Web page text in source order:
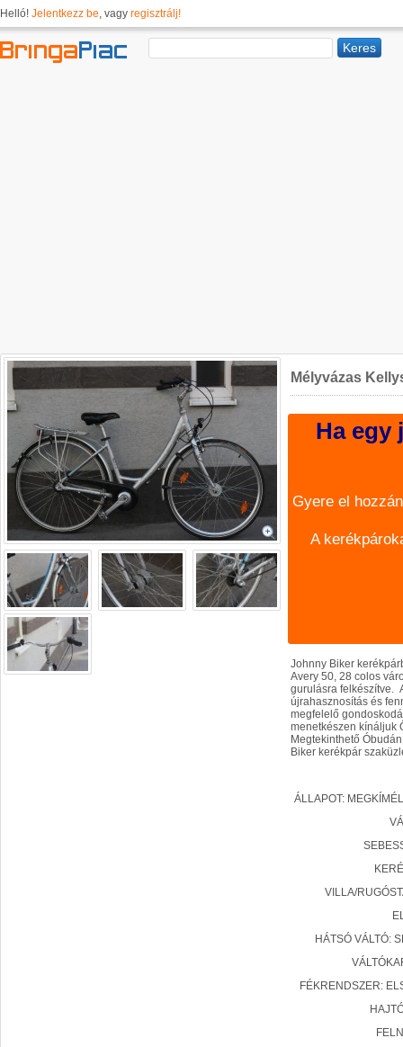
Helló! Jelentkezz be, vagy regisztrálj!
Mélyvázas
Ha egy
Gyere el
A
Johnny Biker
Avery 50, 28 colos
gurulásra felkészítve.
újrahasznosítás és
megfelelő
menetkészen kínáljuk
Megtekinthető
Biker kerékpár
ÁLLAPOT:
VILLA/
HÁTSÓ VÁLTÓ:
FÉKRENDSZER: